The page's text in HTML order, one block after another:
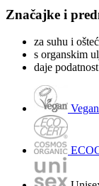
Značajke i
za suhu i
s organskim
daje podatnost